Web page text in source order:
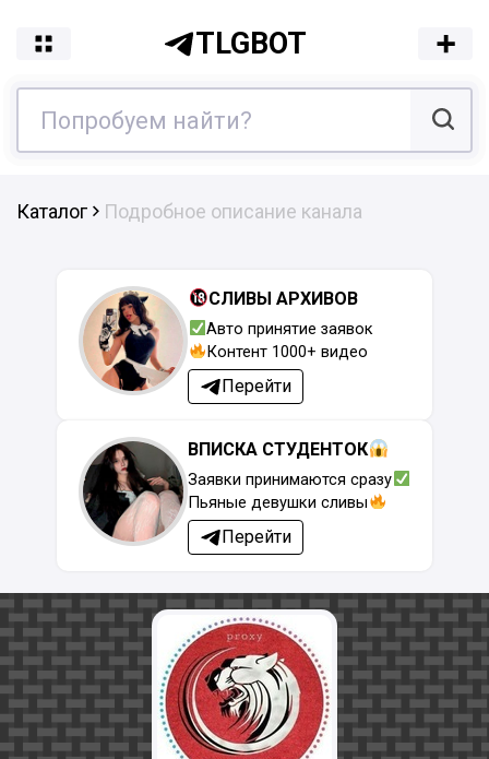
TLGBOT
Каталог Подробное описание канала
СЛИВЫ АРХИВОВ
Авто принятие заявок
Контент 1000+ видео
Перейти
ВПИСКА СТУДЕНТОК
Заявки принимаются сразу
Пьяные девушки сливы
Перейти